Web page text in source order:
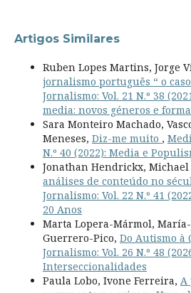
Artigos Similares
Ruben Lopes Martins, Jorge
jornalismo português “ o
Jornalismo: Vol. 21 N.º 38
media: novos géneros e
Sara Monteiro Machado,
Meneses, Diz-me muito ,
N.º 40 (2022): Media e
Jonathan Hendrickx, Michael
análises de conteúdo no
Jornalismo: Vol. 22 N.º 41
20 Anos
Marta Lopera-Mármol, María-
Guerrero-Pico, Do Autismo à
Jornalismo: Vol. 26 N.º 48
Interseccionalidades
Paula Lobo, Ivone Ferreira, A